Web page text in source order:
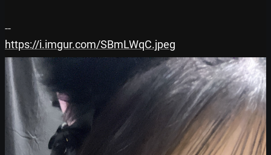
https://i.imgur.com/SBmLWqC.jpeg